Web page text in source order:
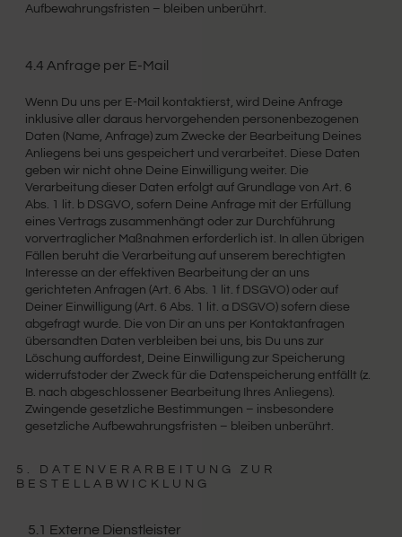
Aufbewahrungsfristen – bleiben unberührt.
4.4 Anfrage per E-Mail
Wenn Du uns per E-Mail kontaktierst, wird Deine Anfrage
inklusive aller daraus hervorgehenden personenbezogenen
Daten (Name, Anfrage) zum Zwecke der Bearbeitung Deines
Anliegens bei uns gespeichert und verarbeitet. Diese Daten
geben wir nicht ohne Deine Einwilligung weiter. Die
Verarbeitung dieser Daten erfolgt auf Grundlage von Art. 6
Abs. 1 lit. b DSGVO, sofern Deine Anfrage mit der Erfüllung
eines Vertrags zusammenhängt oder zur Durchführung
vorvertraglicher Maßnahmen erforderlich ist. In allen übrigen
Fällen beruht die Verarbeitung auf unserem berechtigten
Interesse an der effektiven Bearbeitung der an uns
gerichteten Anfragen (Art. 6 Abs. 1 lit. f DSGVO) oder auf
Deiner Einwilligung (Art. 6 Abs. 1 lit. a DSGVO) sofern diese
abgefragt wurde. Die von Dir an uns per Kontaktanfragen
übersandten Daten verbleiben bei uns, bis Du uns zur
Löschung auffordest, Deine Einwilligung zur Speicherung
widerrufstoder der Zweck für die Datenspeicherung entfällt (z.
B. nach abgeschlossener Bearbeitung Ihres Anliegens).
Zwingende gesetzliche Bestimmungen – insbesondere
gesetzliche Aufbewahrungsfristen – bleiben unberührt.
5. DATENVERARBEITUNG ZUR
BESTELLABWICKLUNG
5.1 Externe Dienstleister